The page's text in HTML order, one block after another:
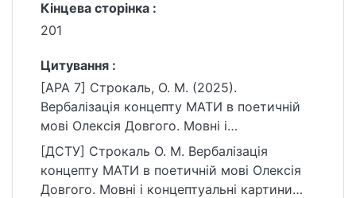
Кінцева сторінка :
201
Цитування :
[APA 7] Строкаль, О. М. (2025).
Вербалізація концепту МАТИ в поетичній
мові Олексія Довгого. Мовні і
концептуальні картини світу, (1 (77)), 177–
201. https://doi.org/10.17721/2520-
6397.2025.1.10
[ДСТУ] Строкаль О. М. Вербалізація
концепту МАТИ в поетичній мові Олексія
Довгого. Мовні і концептуальні картини